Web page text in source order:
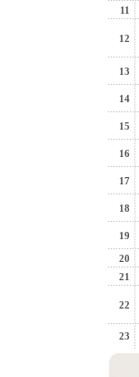
11
12
13
14
15
16
17
18
19
20
21
22
23